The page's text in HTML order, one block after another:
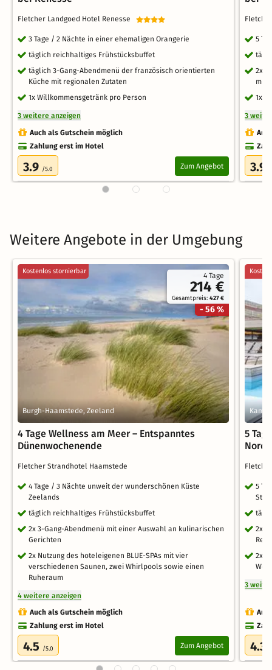
Fletcher Landgoed Hotel Renesse
3 Tage / 2 Nächte in einer ehemaligen Orangerie
täglich reichhaltiges Frühstücksbuffet
täglich 3-Gang-Abendmenü der französisch orientierten
Küche mit regionalen Zutaten
1x Willkommensgetränk pro Person
3 weitere anzeigen
Auch als Gutschein möglich
Zahlung erst im Hotel
3.9 /5.0 Zum Angebot
5
2x
mit
1x
3
3.9
Weitere Angebote in der Umgebung
4 Tage
214 €
Gesamtpreis:427 €
- 56 %
Kostenlos stornierbar
Burgh-Haamstede, Zeeland
4 Tage Wellness am Meer – Entspanntes
Dünenwochenende
Fletcher Strandhotel Haamstede
4 Tage / 3 Nächte unweit der wunderschönen Küste
Zeelands
täglich reichhaltiges Frühstücksbuffet
2x 3-Gang-Abendmenü mit einer Auswahl an kulinarischen
Gerichten
2x Nutzung des hoteleigenen BLUE-SPAs mit vier
verschiedenen Saunen, zwei Whirlpools sowie einen
Ruheraum
4 weitere anzeigen
Auch als Gutschein möglich
Zahlung erst im Hotel
4.5 /5.0 Zum Angebot
5
5
2x
2x
3
4.3